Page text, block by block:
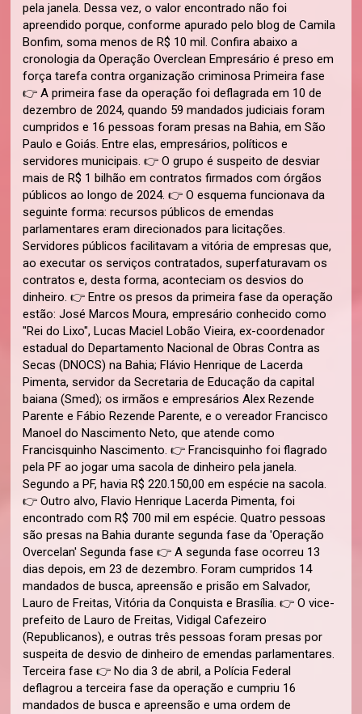
pela janela. Dessa vez, o valor encontrado não foi
apreendido porque, conforme apurado pelo blog de Camila
Bonfim, soma menos de R$ 10 mil. Confira abaixo a
cronologia da Operação Overclean Empresário é preso em
força tarefa contra organização criminosa Primeira fase
👉 A primeira fase da operação foi deflagrada em 10 de
dezembro de 2024, quando 59 mandados judiciais foram
cumpridos e 16 pessoas foram presas na Bahia, em São
Paulo e Goiás. Entre elas, empresários, políticos e
servidores municipais. 👉 O grupo é suspeito de desviar
mais de R$ 1 bilhão em contratos firmados com órgãos
públicos ao longo de 2024. 👉 O esquema funcionava da
seguinte forma: recursos públicos de emendas
parlamentares eram direcionados para licitações.
Servidores públicos facilitavam a vitória de empresas que,
ao executar os serviços contratados, superfaturavam os
contratos e, desta forma, aconteciam os desvios do
dinheiro. 👉 Entre os presos da primeira fase da operação
estão: José Marcos Moura, empresário conhecido como
"Rei do Lixo", Lucas Maciel Lobão Vieira, ex-coordenador
estadual do Departamento Nacional de Obras Contra as
Secas (DNOCS) na Bahia; Flávio Henrique de Lacerda
Pimenta, servidor da Secretaria de Educação da capital
baiana (Smed); os irmãos e empresários Alex Rezende
Parente e Fábio Rezende Parente, e o vereador Francisco
Manoel do Nascimento Neto, que atende como
Francisquinho Nascimento. 👉 Francisquinho foi flagrado
pela PF ao jogar uma sacola de dinheiro pela janela.
Segundo a PF, havia R$ 220.150,00 em espécie na sacola.
👉 Outro alvo, Flavio Henrique Lacerda Pimenta, foi
encontrado com R$ 700 mil em espécie. Quatro pessoas
são presas na Bahia durante segunda fase da 'Operação
Overcelan' Segunda fase 👉 A segunda fase ocorreu 13
dias depois, em 23 de dezembro. Foram cumpridos 14
mandados de busca, apreensão e prisão em Salvador,
Lauro de Freitas, Vitória da Conquista e Brasília. 👉 O vice-
prefeito de Lauro de Freitas, Vidigal Cafezeiro
(Republicanos), e outras três pessoas foram presas por
suspeita de desvio de dinheiro de emendas parlamentares.
Terceira fase 👉 No dia 3 de abril, a Polícia Federal
deflagrou a terceira fase da operação e cumpriu 16
mandados de busca e apreensão e uma ordem de